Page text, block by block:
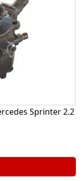
Sprinter 2.2